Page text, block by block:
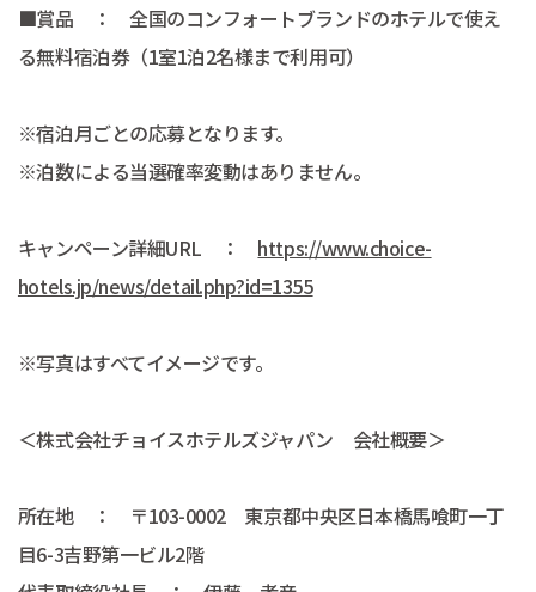
■賞品 ： 全国のコンフォートブランドのホテルで使え
る無料宿泊券（1室1泊2名様まで利用可）
※宿泊月ごとの応募となります。
※泊数による当選確率変動はありません。
キャンペーン詳細URL ： https://www.choice-
hotels.jp/news/detail.php?id=1355
※写真はすべてイメージです。
＜株式会社チョイスホテルズジャパン 会社概要＞
所在地 ： 〒103-0002 東京都中央区日本橋馬喰町一丁
目6-3吉野第一ビル2階